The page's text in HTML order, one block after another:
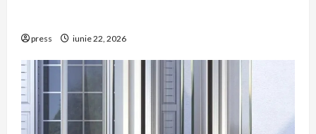
press iunie 22, 2026